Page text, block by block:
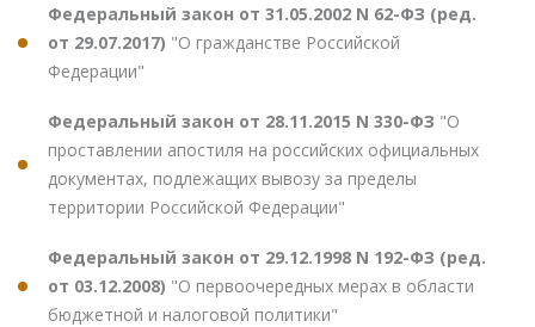
Федеральный закон от 31.05.2002 N 62-ФЗ (ред.
от 29.07.2017) "О гражданстве Российской
Федерации"
Федеральный закон от 28.11.2015 N 330-ФЗ "О
проставлении апостиля на российских официальных
документах, подлежащих вывозу за пределы
территории Российской Федерации"
Федеральный закон от 29.12.1998 N 192-ФЗ (ред.
от 03.12.2008) "О первоочередных мерах в области
бюджетной и налоговой политики"